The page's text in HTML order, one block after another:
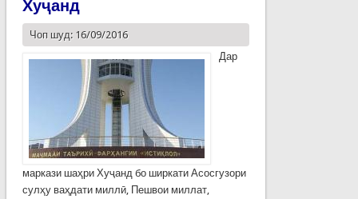
Хуҷанд
Чоп шуд: 16/09/2016
Дар
маркази шаҳри Хуҷанд бо ширкати Асосгузори
сулҳу ваҳдати миллӣ, Пешвои миллат,